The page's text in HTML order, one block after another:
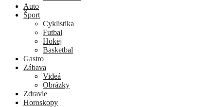
Auto
Šport
Cyklistika
Futbal
Hokej
Basketbal
Gastro
Zábava
Videá
Obrázky
Zdravie
Horoskopy